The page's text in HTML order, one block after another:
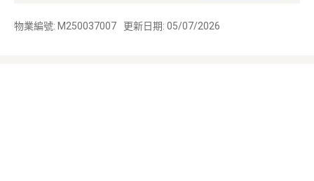
物業編號: M250037007 更新日期: 05/07/2026